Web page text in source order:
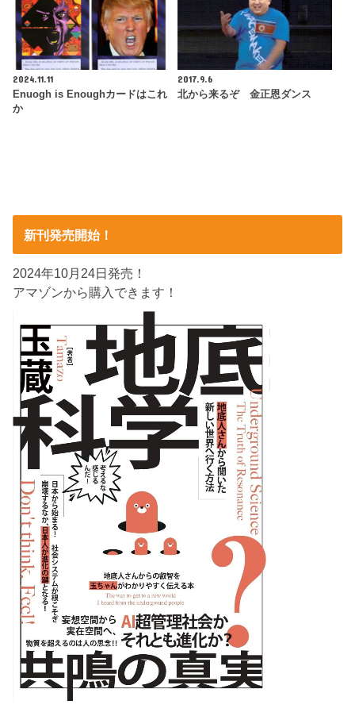
2024.11.11
Enuogh is Enoughカードはこれ
か
2017.9.6
北から来るぞ 金正恩ダンス
新刊発売開始！
2024年10月24日発売！
アマゾンから購入できます！